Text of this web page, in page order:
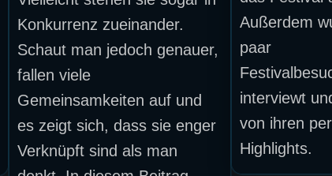
Konkurrenz zueinander.
Schaut man jedoch genauer,
fallen viele
Gemeinsamkeiten auf und
es zeigt sich, dass sie enger
Verknüpft sind als man
Außerdem
paar
interviewt
von ihren
Highlights.